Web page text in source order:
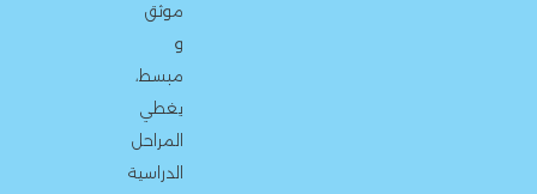
موثق
و
مبسط،
يغطي
المراحل
الدراسية